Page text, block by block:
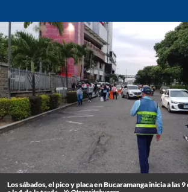
Los sábados, el pico y placa en Bucaramanga inicia a las